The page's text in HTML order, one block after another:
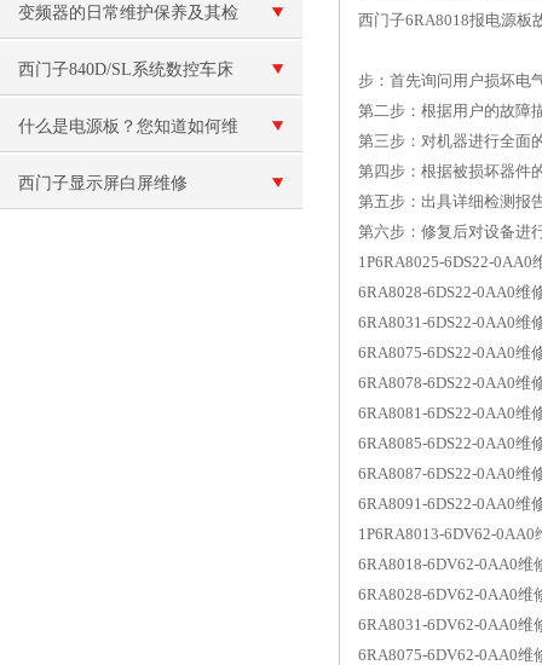
模块坏）数控十年修复
变频器的日常维护保养及其检
修工作
西门子840D/SL系统数控车床
维修
什么是电源板？您知道如何维
修电源板吗？
西门子显示屏白屏维修
西门子6RA8018报电源板
步：首先询问用户损坏电
第二步：根据用户的故障
第三步：对机器进行全面
第四步：根据被损坏器件
第五步：出具详细检测报
第六步：修复后对设备进
1P6RA8025-6DS22-
6RA8028-6DS22-0AA0维
6RA8031-6DS22-0AA0维
6RA8075-6DS22-0AA0维
6RA8078-6DS22-0AA0维
6RA8081-6DS22-0AA0维
6RA8085-6DS22-0AA0维
6RA8087-6DS22-0AA0维
6RA8091-6DS22-0AA0维
1P6RA8013-6DV62-
6RA8018-6DV62-0AA0维
6RA8028-6DV62-0AA0维
6RA8031-6DV62-0AA0维
6RA8075-6DV62-0AA0维